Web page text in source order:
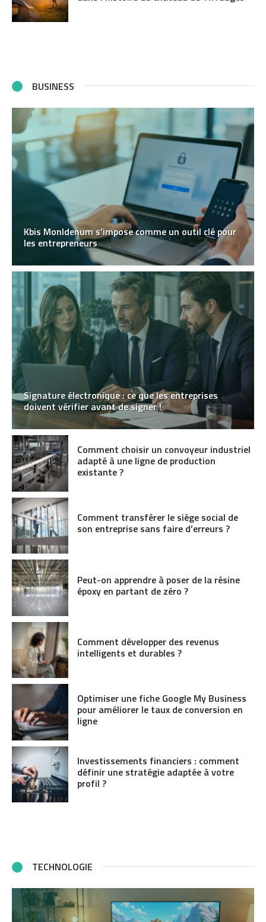
BUSINESS
Kbis MonIdenum s’impose comme un outil clé pour
les entrepreneurs
Signature électronique : ce que les entreprises
doivent vérifier avant de signer !
Comment choisir un convoyeur industriel
adapté à une ligne de production
existante ?
Comment transférer le siège social de
son entreprise sans faire d’erreurs ?
Peut-on apprendre à poser de la résine
époxy en partant de zéro ?
Comment développer des revenus
intelligents et durables ?
Optimiser une fiche Google My Business
pour améliorer le taux de conversion en
ligne
Investissements financiers : comment
définir une stratégie adaptée à votre
profil ?
TECHNOLOGIE